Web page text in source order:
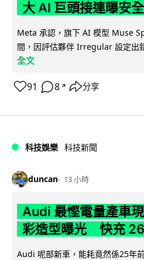
大 AI 巨頭接連曝安
Meta 承認，旗下 AI 模型 Muse
間，因評估夥伴 Irregular 設定出
全文
91 8 ↗ 分享
科技娛樂 科技新聞
duncan 13 小時
Audi 最慳電量產車
彩造型曝光 快充
Audi 呢部新車，能耗竟然係25年